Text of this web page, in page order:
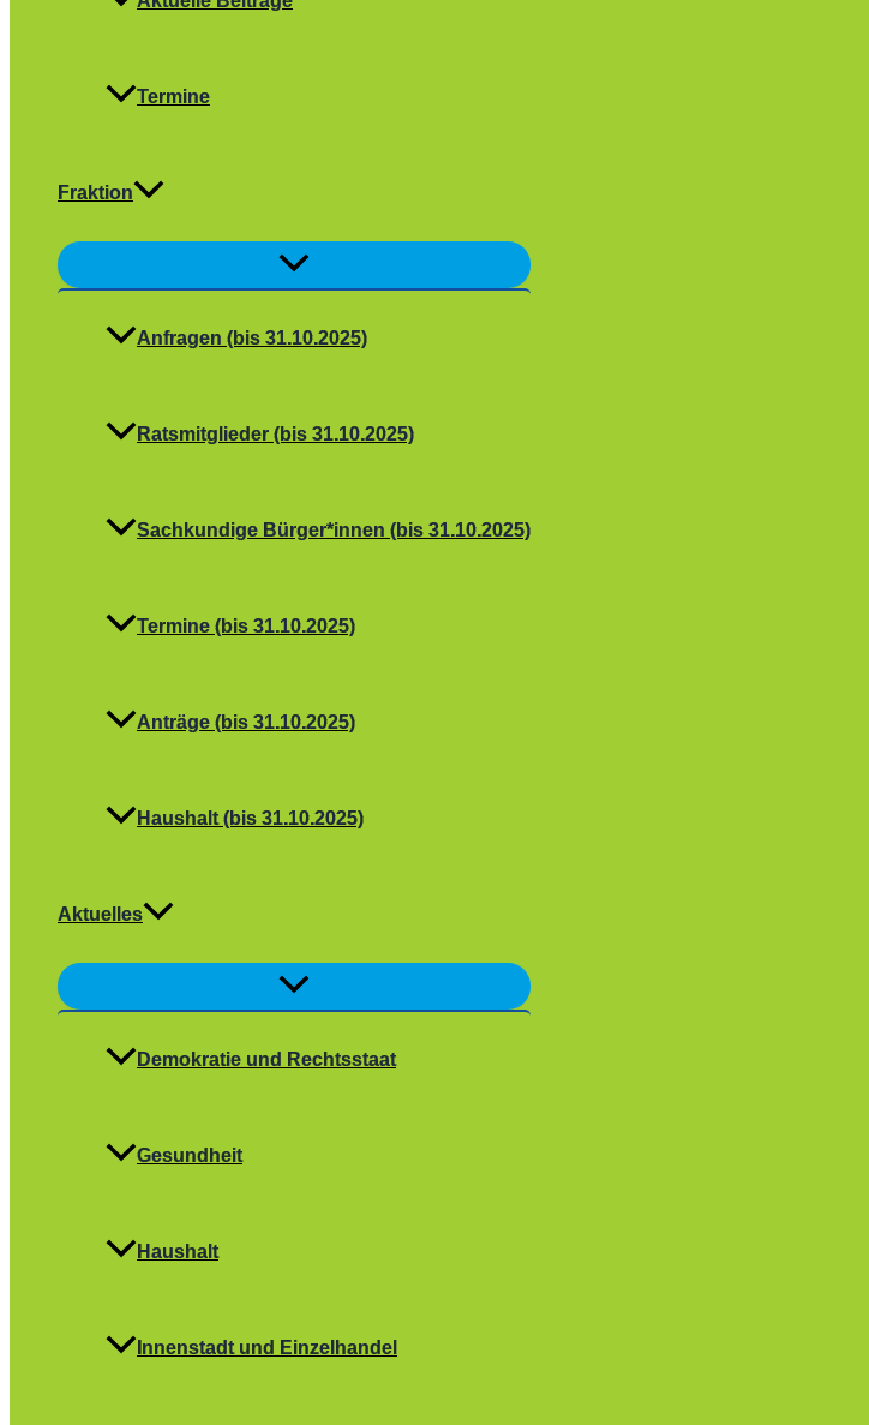
Termine
Fraktion
Menü
Anfragen (bis 31.10.2025)
Ratsmitglieder (bis 31.10.2025)
Sachkundige Bürger*innen (bis 31.10.2025)
Termine (bis 31.10.2025)
Anträge (bis 31.10.2025)
Haushalt (bis 31.10.2025)
Aktuelles
Menü
Demokratie und Rechtsstaat
Gesundheit
Haushalt
Innenstadt und Einzelhandel